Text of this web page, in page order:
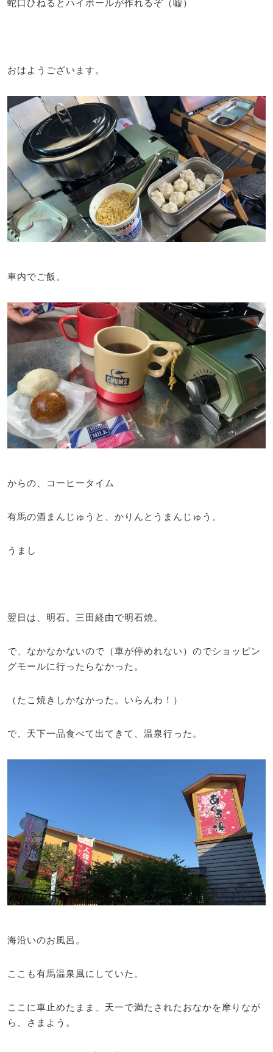
蛇口ひねるとハイボールが作れるぞ（嘘）
おはようございます。
車内でご飯。
からの、コーヒータイム
有馬の酒まんじゅうと、かりんとうまんじゅう。
うまし
翌日は、明石。三田経由で明石焼。
で、なかなかないので（車が停めれない）のでショッピン
グモールに行ったらなかった。
（たこ焼きしかなかった。いらんわ！）
で、天下一品食べて出てきて、温泉行った。
海沿いのお風呂。
ここも有馬温泉風にしていた。
ここに車止めたまま、天一で満たされたおなかを摩りなが
ら、さまよう。